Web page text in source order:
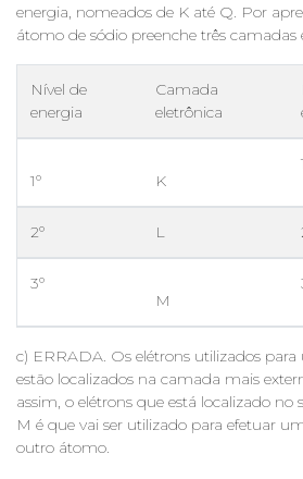
energia, nomeados de K até Q. Por
átomo de sódio preenche três camadas
Nível de
energia
Camada
eletrônica
1º K
2º L
3º
M
c) ERRADA. Os elétrons utilizados
estão localizados na camada mais
assim, o elétrons que está localizado no
M é que vai ser utilizado para efetuar
outro átomo.